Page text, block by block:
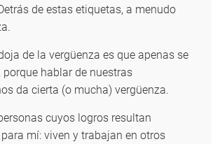
de estas etiquetas, a menudo
de la vergüenza es que apenas se
porque hablar de nuestras
da cierta (o mucha) vergüenza.
cuyos logros resultan
mí: viven y trabajan en otros